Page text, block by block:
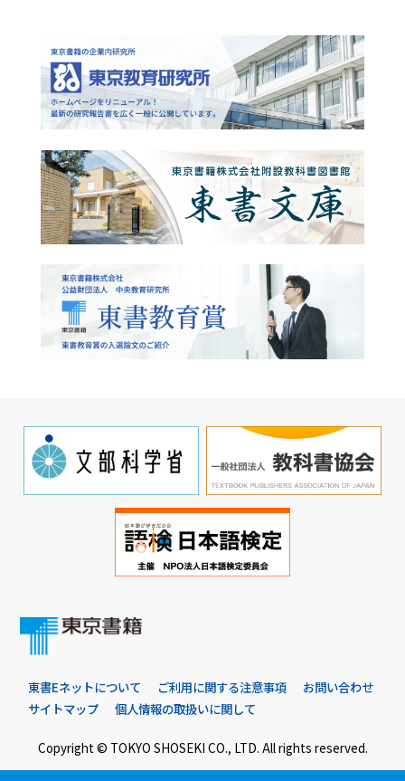
東書Eネットについて ご利用に関する注意事項
お問い合わせ
サイトマップ
個人情報の取扱いに関して
Copyright © TOKYO SHOSEKI CO., LTD. All rights reserved.